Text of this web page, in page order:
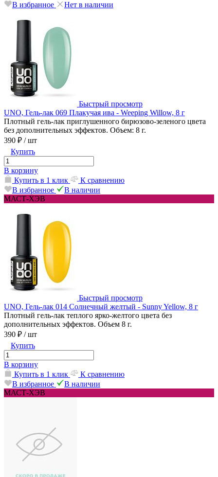
В избранное
Нет в наличии
Быстрый просмотр
UNO, Гель-лак 069 Плакучая ива - Weeping Willow, 8 г
Плотный гель-лак приглушенного бирюзово-зеленого цвета
без дополнительных эффектов. Объем: 8 г.
390 ₽ / шт
Купить
В корзину
Купить в 1 клик
К сравнению
В избранное
В наличии
МАСТ-ХЭВ
Быстрый просмотр
UNO, Гель-лак 014 Солнечный желтый - Sunny Yellow, 8 г
Плотный гель-лак теплого ярко-желтого цвета без
дополнительных эффектов. Объем 8 г.
390 ₽ / шт
Купить
В корзину
Купить в 1 клик
К сравнению
В избранное
В наличии
МАСТ-ХЭВ